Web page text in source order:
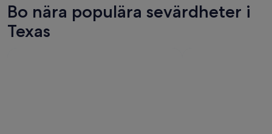
Bo nära populära sevärdheter i
Texas